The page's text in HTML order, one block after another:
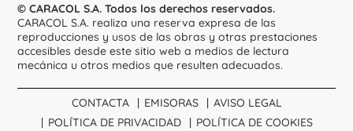
© CARACOL S.A. Todos los derechos reservados.
CARACOL S.A. realiza una reserva expresa de las
reproducciones y usos de las obras y otras prestaciones
accesibles desde este sitio web a medios de lectura
mecánica u otros medios que resulten adecuados.
CONTACTA EMISORAS
AVISO LEGAL
POLÍTICA DE PRIVACIDAD
POLÍTICA DE COOKIES